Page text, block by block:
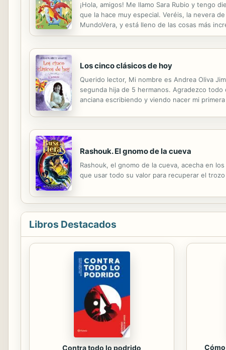
¡Hola, amigos! Me llamo Sara Rubio y tengo
que la hace muy especial. Veréis, la nevera
MundoVera, y está lleno de las cosas más
catedral y un ejército de palitos de merluza
Los cinco clásicos de hoy
Querido lector, Mi nombre es Andrea Oliva
segunda hija de 5 hermanos. Agradezco
anciana escribiendo y viendo nacer mi
Rashouk. El gnomo de la cueva
Rashouk, el gnomo de la cueva, acecha en
que usar todo su valor para recuperar el
Libros Destacados
Contra todo lo podrido